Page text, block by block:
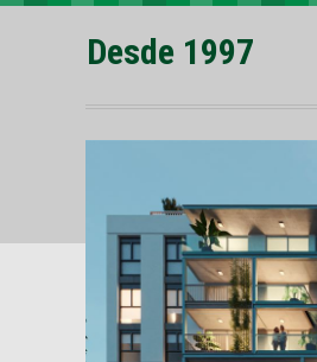
Desde 1997